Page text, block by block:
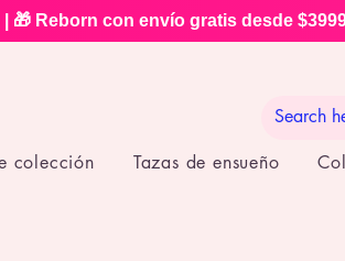
🎁 Reborn con envío gratis desde
colección Tazas de ensueño